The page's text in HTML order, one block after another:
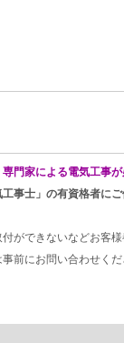
専門家による電気工事が
事士」の有資格者にご
ができないなどお客様
前にお問い合わせくだ